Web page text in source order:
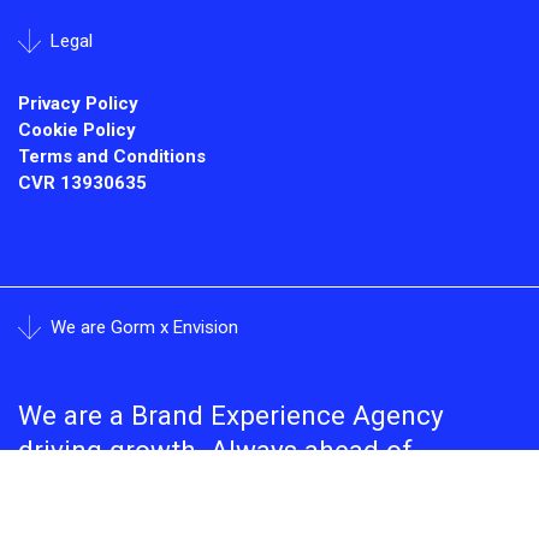
Legal
Privacy Policy
Cookie Policy
Terms and Conditions
CVR 13930635
We are Gorm x Envision
We are a Brand Experience Agency
driving growth. Always ahead of